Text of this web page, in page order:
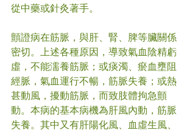
從中藥或針灸著手。
顫證病在筋脈，與肝、腎、脾等臟關係
密切。上述各種原因，導致氣血陰精虧
虛，不能濡養筋脈；或痰濁、瘀血壅阻
經脈，氣血運行不暢，筋脈失養；或熱
甚動風，擾動筋脈，而致肢體拘急顫
動。本病的基本病機為肝風內動，筋脈
失養。其中又有肝陽化風、血虛生風、